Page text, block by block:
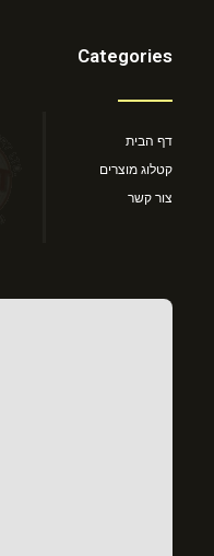
Categories
דף הבית
קטלוג מוצרים
צור קשר